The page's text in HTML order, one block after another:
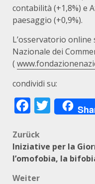
contabilità (+1,8%) e
paesaggio (+0,9%).
L’osservatorio
Nazionale dei
(
condividi su:
Zurück
Iniziative per la
l’omofobia, la
Weiter